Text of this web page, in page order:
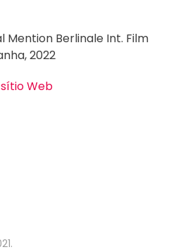
Mention Berlinale Int. Film
2022
Web
.